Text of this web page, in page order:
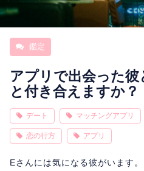
彼の気持ち 恋の行方
今週の運勢 彼氏
相性
鑑定
アプリで出会った
と付き合えますか？
デート マッチングアプリ
恋の行方 アプリ
Eさんには気になる彼がいます。